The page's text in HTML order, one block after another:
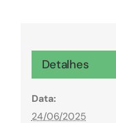
Detalhes
Data:
24/06/2025